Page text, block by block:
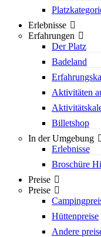
Erlebnisse
Erfahrungen
Der Platz
Badeland
Aktivitäten
Billetshop
In der Umgebung
Erlebnisse
Broschüre
Preise
Preise
Hüttenpreise
Andere